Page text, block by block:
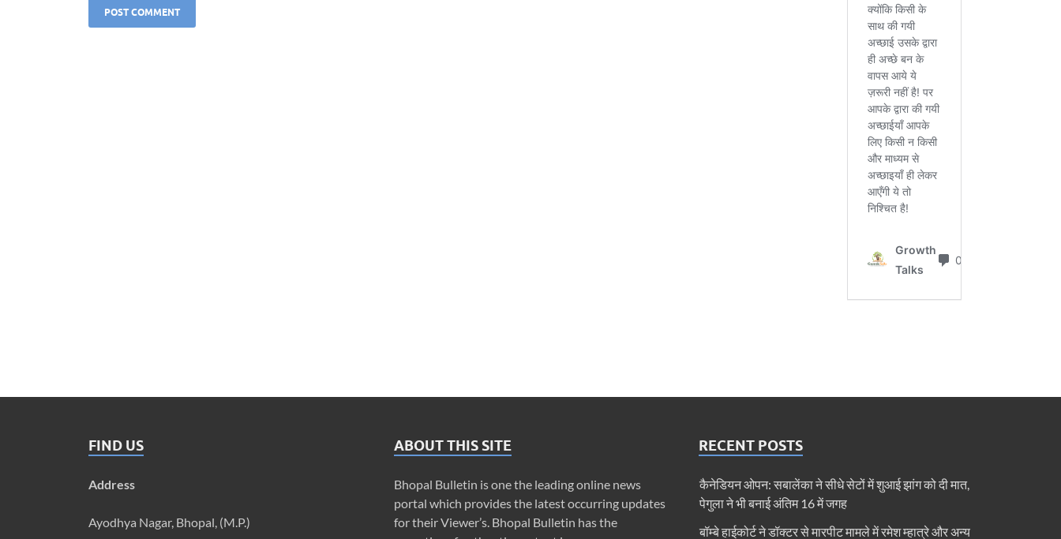
FIND US
Address
Ayodhya Nagar, Bhopal, (M.P.)
ABOUT THIS SITE
Bhopal Bulletin is one the leading online news
portal which provides the latest occurring updates
for their Viewer’s. Bhopal Bulletin has the
RECENT POSTS
कैनेडियन ओपन: सबालेंका ने सीधे सेटों में शुआई झांग को दी मात,
पेगुला ने भी बनाई अंतिम 16 में जगह
बॉम्बे हाईकोर्ट ने डॉक्टर से मारपीट मामले में रमेश म्हात्रे और अन्य